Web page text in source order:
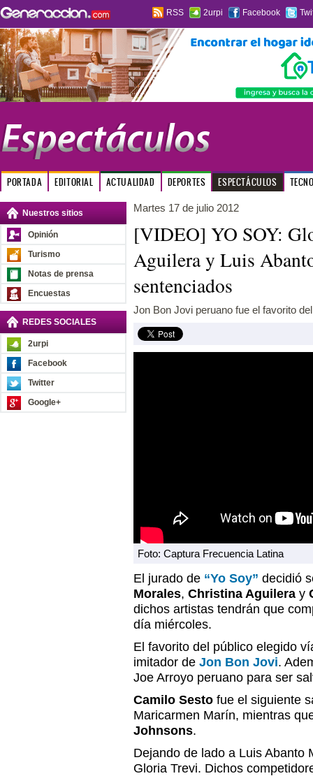
RSS 2urpi Facebook
PORTADA EDITORIAL ACTUALIDAD DEPORTES ESPECTÁCULOS
Nuestros sitios
Opinión
Turismo
Notas de prensa
Encuestas
REDES SOCIALES
2urpi
Facebook
Twitter
Google+
Martes 17 de julio 2012
[VIDEO] YO SOY:
Aguilera y Luis
sentenciados
Jon Bon Jovi peruano fue el favorito
Foto: Captura Frecuencia Latina
El jurado de “Yo Soy” decidió
Morales, Christina Aguilera y
dichos artistas tendrán que
día miércoles.
El favorito del público elegido
imitador de Jon Bon Jovi.
Joe Arroyo peruano para ser
Camilo Sesto fue el siguiente
Maricarmen Marín, mientras
Johnsons.
Dejando de lado a Luis Abanto
Gloria Trevi. Dichos